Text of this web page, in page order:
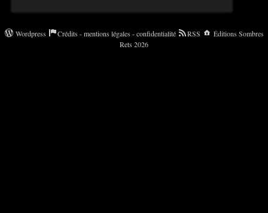
Wordpress Crédits - mentions légales - confidentialité RSS
Éditions Sombres
Rets 2026